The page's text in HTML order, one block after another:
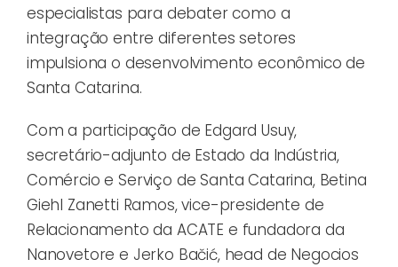
especialistas para debater como a
integração entre diferentes setores
impulsiona o desenvolvimento econômico de
Santa Catarina.
Com a participação de Edgard Usuy,
secretário-adjunto de Estado da Indústria,
Comércio e Serviço de Santa Catarina, Betina
Giehl Zanetti Ramos, vice-presidente de
Relacionamento da ACATE e fundadora da
Nanovetore e Jerko Bačić, head de Negocios